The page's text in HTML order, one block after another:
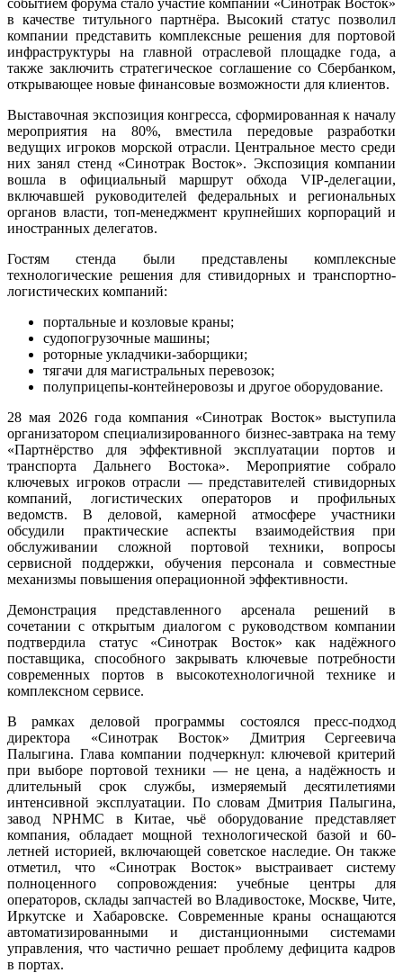
в качестве титульного партнёра. Высокий статус позволил
компании представить комплексные решения для портовой
инфраструктуры на главной отраслевой площадке года, а
также заключить стратегическое соглашение со Сбербанком,
открывающее новые финансовые возможности для клиентов.
Выставочная экспозиция конгресса, сформированная к началу
мероприятия на 80%, вместила передовые разработки
ведущих игроков морской отрасли. Центральное место среди
них занял стенд «Синотрак Восток». Экспозиция компании
вошла в официальный маршрут обхода VIP-делегации,
включавшей руководителей федеральных и региональных
органов власти, топ-менеджмент крупнейших корпораций и
иностранных делегатов.
Гостям стенда были представлены комплексные
технологические решения для стивидорных и транспортно-
логистических компаний:
портальные и козловые краны;
судопогрузочные машины;
роторные укладчики-заборщики;
тягачи для магистральных перевозок;
полуприцепы-контейнеровозы и другое оборудование.
28 мая 2026 года компания «Синотрак Восток» выступила
организатором специализированного бизнес-завтрака на тему
«Партнёрство для эффективной эксплуатации портов и
транспорта Дальнего Востока». Мероприятие собрало
ключевых игроков отрасли — представителей стивидорных
компаний, логистических операторов и профильных
ведомств. В деловой, камерной атмосфере участники
обсудили практические аспекты взаимодействия при
обслуживании сложной портовой техники, вопросы
сервисной поддержки, обучения персонала и совместные
механизмы повышения операционной эффективности.
Демонстрация представленного арсенала решений в
сочетании с открытым диалогом с руководством компании
подтвердила статус «Синотрак Восток» как надёжного
поставщика, способного закрывать ключевые потребности
современных портов в высокотехнологичной технике и
комплексном сервисе.
В рамках деловой программы состоялся пресс-подход
директора «Синотрак Восток» Дмитрия Сергеевича
Палыгина. Глава компании подчеркнул: ключевой критерий
при выборе портовой техники — не цена, а надёжность и
длительный срок службы, измеряемый десятилетиями
интенсивной эксплуатации. По словам Дмитрия Палыгина,
завод NPHMC в Китае, чьё оборудование представляет
компания, обладает мощной технологической базой и 60-
летней историей, включающей советское наследие. Он также
отметил, что «Синотрак Восток» выстраивает систему
полноценного сопровождения: учебные центры для
операторов, склады запчастей во Владивостоке, Москве, Чите,
Иркутске и Хабаровске. Современные краны оснащаются
автоматизированными и дистанционными системами
управления, что частично решает проблему дефицита кадров
в портах.